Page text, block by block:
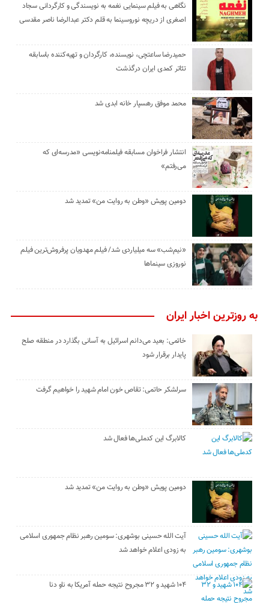
نگاهی به فیلم سینمایی نغمه به نویسندگی و کارگردانی سجاد
اصغری از دریچه نوروسینما به قلم دکتر عبدالرضا ناصر مقدسی
حمیدرضا ساعتچی، نویسنده، کارگردان و تهیه‌کننده باسابقه
تئاتر کمدی ایران درگذشت
محمد موفق رهسپار خانه ابدی شد
انتشار فراخوان مسابقه فیلمنامه‌نویسی «مدرسه‌ای که
می‌رفتم»
دومین پویش «وطن به روایت من» تمدید شد
«نیم‌شب» سه میلیاردی شد/ فیلم مهدویان پرفروش‌ترین فیلم
نوروزی سینماها
به روزترین اخبار ایران
خاتمی: بعید می‌دانم اسرائیل به آسانی بگذارد در منطقه صلح
پایدار برقرار شود
سرلشکر حاتمی: تقاص خون امام شهید را خواهیم گرفت
کالابرگ این کدملی‌ها فعال شد
دومین پویش «وطن به روایت من» تمدید شد
آیت الله حسینی بوشهری: سومین رهبر نظام جمهوری اسلامی
به زودی اعلام خواهد شد
۱۰۴ شهید و ۳۲ مجروح نتیجه حمله آمریکا به ناو دنا